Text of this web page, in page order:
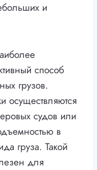
и
способ
грузов.
осуществляются
судов или
в
груза. Такой
для